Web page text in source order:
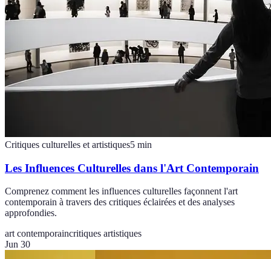
Critiques culturelles et artistiques5 min
Les Influences Culturelles dans l'Art Contemporain
Comprenez comment les influences culturelles façonnent l'art
contemporain à travers des critiques éclairées et des analyses
approfondies.
art contemporaincritiques artistiques
Jun 30